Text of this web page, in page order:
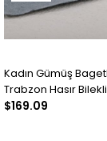
5 Sıra
Bileklik